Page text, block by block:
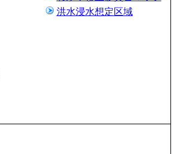
洪水浸水想定区域